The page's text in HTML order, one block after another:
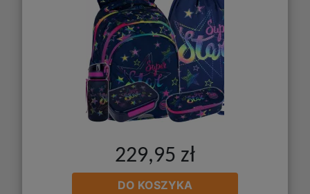
229,95 zł
DO KOSZYKA